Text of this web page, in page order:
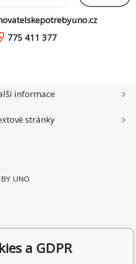
775 411 377
UNO
informace
stránky
a GDPR